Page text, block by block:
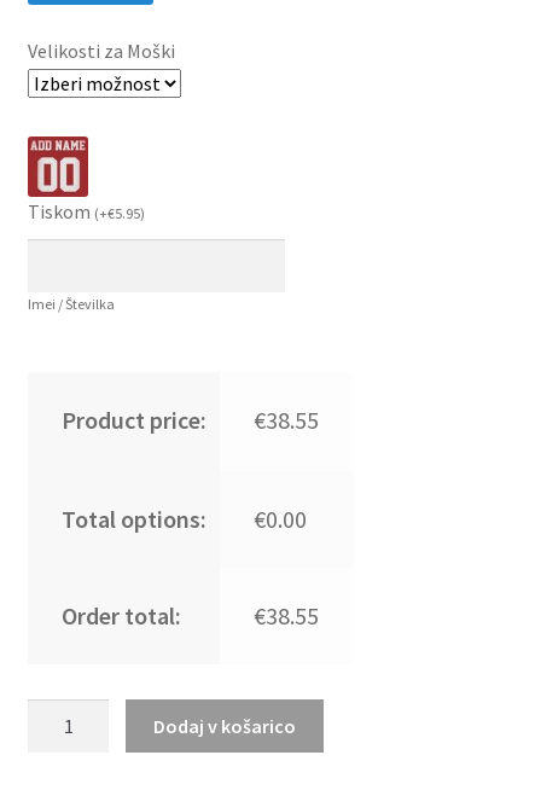
Velikosti za Moški
Tiskom (+€5.95)
Imei / Številka
Product price: €38.55
Total options: €0.00
Order total: €38.55
Dodaj v košarico